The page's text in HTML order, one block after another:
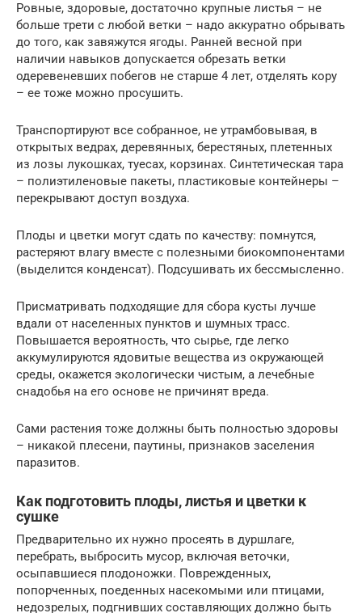
Ровные, здоровые, достаточно крупные листья – не
больше трети с любой ветки – надо аккуратно обрывать
до того, как завяжутся ягоды. Ранней весной при
наличии навыков допускается обрезать ветки
одеревеневших побегов не старше 4 лет, отделять кору
– ее тоже можно просушить.
Транспортируют все собранное, не утрамбовывая, в
открытых ведрах, деревянных, берестяных, плетенных
из лозы лукошках, туесах, корзинах. Синтетическая тара
– полиэтиленовые пакеты, пластиковые контейнеры –
перекрывают доступ воздуха.
Плоды и цветки могут сдать по качеству: помнутся,
растеряют влагу вместе с полезными биокомпонентами
(выделится конденсат). Подсушивать их бессмысленно.
Присматривать подходящие для сбора кусты лучше
вдали от населенных пунктов и шумных трасс.
Повышается вероятность, что сырье, где легко
аккумулируются ядовитые вещества из окружающей
среды, окажется экологически чистым, а лечебные
снадобья на его основе не причинят вреда.
Сами растения тоже должны быть полностью здоровы
– никакой плесени, паутины, признаков заселения
паразитов.
Как подготовить плоды, листья и цветки к
сушке
Предварительно их нужно просеять в дуршлаге,
перебрать, выбросить мусор, включая веточки,
осыпавшиеся плодоножки. Поврежденных,
попорченных, поеденных насекомыми или птицами,
недозрелых, подгнивших составляющих должно быть